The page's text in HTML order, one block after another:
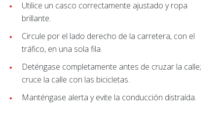
Utilice un casco correctamente ajustado y ropa
brillante.
Circule por el lado derecho de la carretera, con el
tráfico, en una sola fila.
Deténgase completamente antes de cruzar la calle;
cruce la calle con las bicicletas.
Manténgase alerta y evite la conducción distraída.